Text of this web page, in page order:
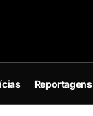
Reportagens